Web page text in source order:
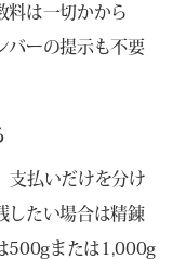
料は一切かから
バーの提示も不要
支払いだけを分け
したい場合は精錬
500gまたは1,000g